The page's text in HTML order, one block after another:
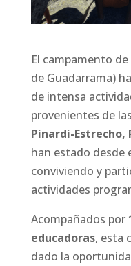
El campamento
de Guadarrama)
de intensa
provenientes de las
Pinardi-Estrecho,
han estado desde
conviviendo y
actividades
Acompañados por
educadoras, esta
dado la